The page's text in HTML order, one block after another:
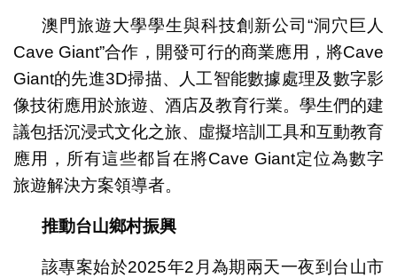
澳門旅遊大學學生與科技創新公司“洞穴巨人
Cave Giant”合作，開發可行的商業應用，將Cave
Giant的先進3D掃描、人工智能數據處理及數字影
像技術應用於旅遊、酒店及教育行業。學生們的建
議包括沉浸式文化之旅、虛擬培訓工具和互動教育
應用，所有這些都旨在將Cave Giant定位為數字
旅遊解決方案領導者。
推動台山鄉村振興
該專案始於2025年2月為期兩天一夜到台山市